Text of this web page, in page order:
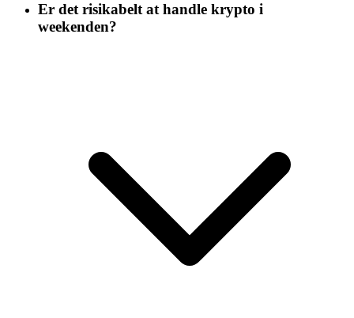
Er det risikabelt at handle krypto i
weekenden?